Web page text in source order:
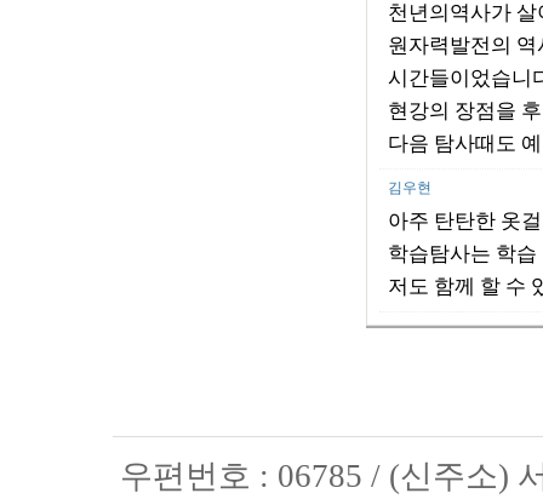
천년의역사가
원자력발전의
시간들이었습니
현강의 장점을
다음 탐사때도
김우현
아주 탄탄한 옷
학습탐사는 학
저도 함께 할 수
우편번호 : 06785 / (신주소)